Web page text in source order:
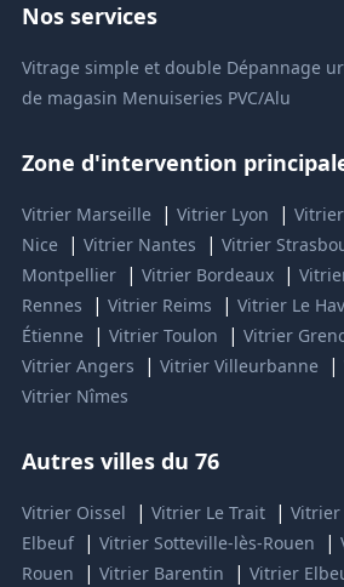
Nos services
Vitrage simple et double Dépannage
de magasin Menuiseries PVC/Alu
Zone d'intervention
Vitrier Marseille | Vitrier Lyon |
Nice
| Vitrier Nantes | Vitrier
Montpellier | Vitrier Bordeaux |
Rennes
| Vitrier Reims | Vitrier Le
Étienne
| Vitrier Toulon | Vitrier
Vitrier Angers | Vitrier Villeurbanne |
Vitrier Nîmes
Autres villes du 76
Vitrier Oissel | Vitrier Le Trait | Vitrier
Elbeuf | Vitrier Sotteville-lès-Rouen |
Rouen
| Vitrier Barentin | Vitrier